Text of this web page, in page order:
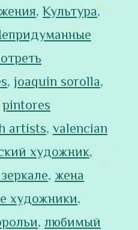
,Культура,
,joaquin sorolla,
pintores
artists, valencian
художник,
, жена
художники,
, любимый